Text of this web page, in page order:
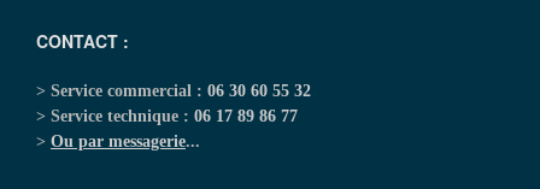
CONTACT :
> Service commercial : 06 30 60 55 32
> Service technique : 06 17 89 86 77
> Ou par messagerie...